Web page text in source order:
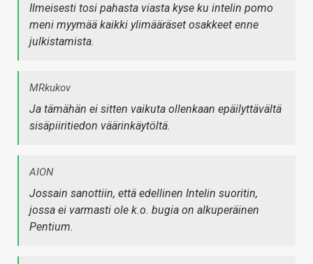
Ilmeisesti tosi pahasta viasta kyse ku intelin pomo
meni myymää kaikki ylimääräset osakkeet enne
julkistamista.
MRkukov
Ja tämähän ei sitten vaikuta ollenkaan epäilyttävältä
sisäpiiritiedon väärinkäytöltä.
AION
Jossain sanottiin, että edellinen Intelin suoritin,
jossa ei varmasti ole k.o. bugia on alkuperäinen
Pentium.